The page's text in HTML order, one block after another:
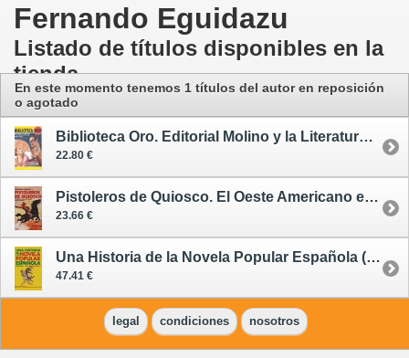
Fernando Eguidazu
Listado de títulos disponibles en la
tienda
En este momento tenemos 1 títulos del autor en reposición
o agotado
Biblioteca Oro. Editorial Molino y la Literatura Popular 1933-1956
22.80 €
Pistoleros de Quiosco. El Oeste Americano en la Novela Popular Española
23.66 €
Una Historia de la Novela Popular Española (1850-2000)
47.41 €
legal condiciones nosotros